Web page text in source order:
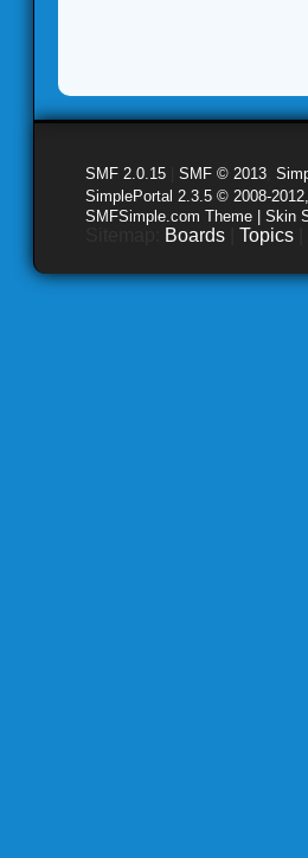
SMF 2.0.15 SMF © 2013
SimplePortal 2.3.5 © 2008-
SMFSimple.com Theme | Skin
Boards Topics